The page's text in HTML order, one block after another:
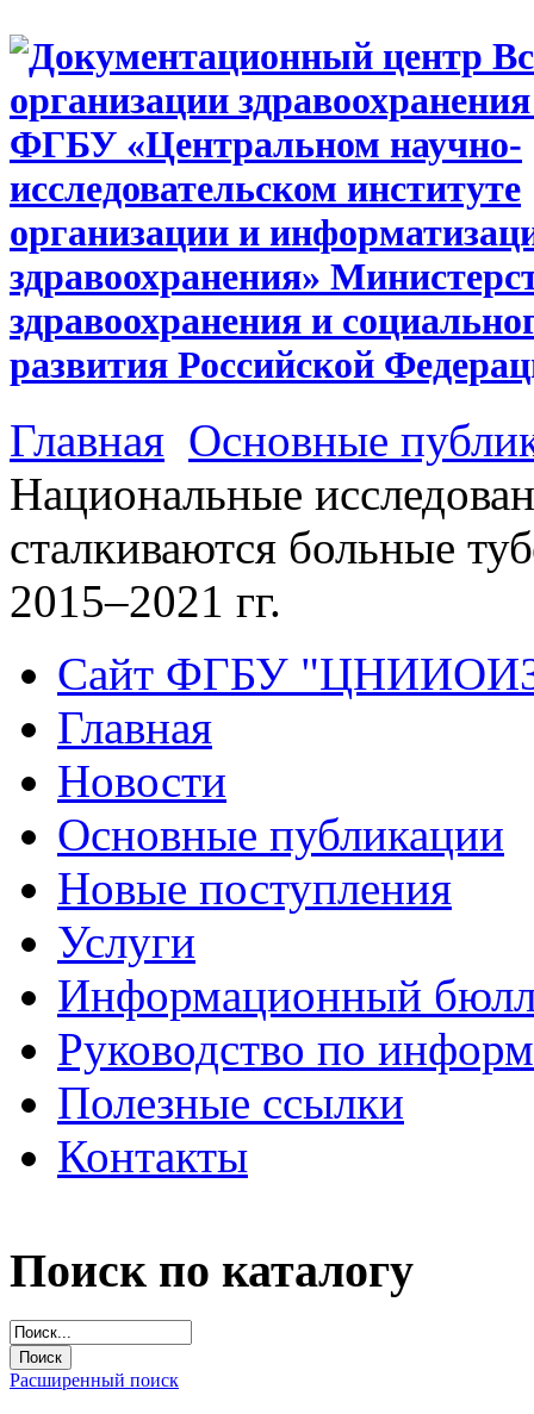
Главная Основные
Национальные
сталкиваются больные
2015–2021 гг.
Сайт ФГБУ
Главная
Новости
Основные публикации
Новые поступления
Услуги
Информационный
Руководство по
Полезные ссылки
Контакты
Поиск по каталогу
Расширенный поиск